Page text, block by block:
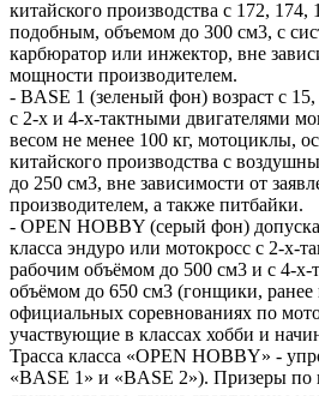
китайского производства с 172,
подобным, объемом до 300 см3, с
карбюратор или инжектор, вне
мощности производителем.
- BASE 1 (зеленый фон) возраст с
с 2-х и 4-х-тактными двигателями
весом не менее 100 кг, мотоциклы,
китайского производства с
до 250 см3, вне зависимости от
производителем, а также питбайки.
- OPEN HOBBY (серый фон)
класса эндуро или мотокросс с 2-х-
рабочим объёмом до 500 см3 и с 4-
объёмом до 650 см3 (гонщики, ранее
официальных соревнованиях по
участвующие в классах хобби и
Трасса класса «OPEN HOBBY» -
«BASE 1» и «BASE 2»). Призеры по